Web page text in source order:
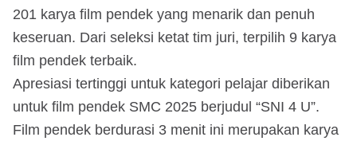
201 karya film pendek yang menarik dan penuh
keseruan. Dari seleksi ketat tim juri, terpilih 9 karya
film pendek terbaik.
Apresiasi tertinggi untuk kategori pelajar diberikan
untuk film pendek SMC 2025 berjudul “SNI 4 U”.
Film pendek berdurasi 3 menit ini merupakan karya